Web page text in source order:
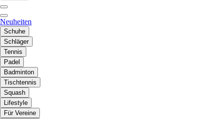
Neuheiten
Schuhe
Schläger
Tennis
Padel
Badminton
Tischtennis
Squash
Lifestyle
Für Vereine